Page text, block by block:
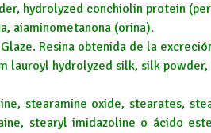
hydrolyzed conchiolin protein
aiaminometanona (orina).
Resina obtenida de la
lauroyl hydrolyzed silk, silk
stearamine oxide, stearates,
stearyl imidazoline o ácido